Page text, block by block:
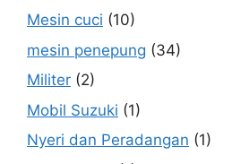
Mesin cuci (10)
mesin penepung (34)
Militer (2)
Mobil Suzuki (1)
Nyeri dan Peradangan (1)